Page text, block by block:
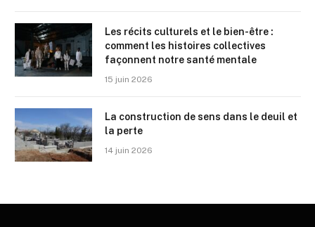
Les récits culturels et le bien-être :
comment les histoires collectives
façonnent notre santé mentale
15 juin 2026
La construction de sens dans le deuil et
la perte
14 juin 2026